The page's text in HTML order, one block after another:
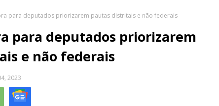
para deputados priorizarem pautas distritais e não federais
para deputados priorizarem
e não federais
2023